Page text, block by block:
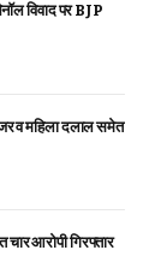
विवाद पर BJP
व महिला दलाल समेत
चार आरोपी गिरफ्तार